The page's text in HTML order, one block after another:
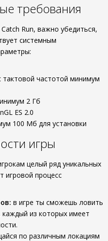
требования
Run, важно убедиться,
системным
тактовой частотой минимум
2 Гб
ES 2.0
100 Мб для установки
игры
целый ряд уникальных
игровой процесс
в игре ты сможешь ловить
каждый из которых имеет
по различным локациям